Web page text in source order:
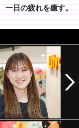
一日の疲れを癒す。